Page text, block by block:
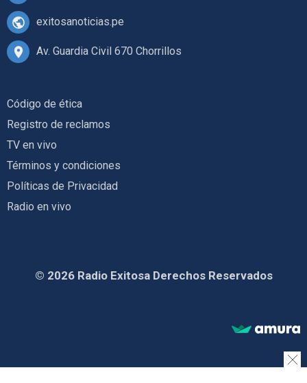
exitosanoticias.pe
Av. Guardia Civil 670 Chorrillos
Código de ética
Registro de reclamos
TV en vivo
Términos y condiciones
Políticas de Privacidad
Radio en vivo
© 2026 Radio Exitosa Derechos Reservados